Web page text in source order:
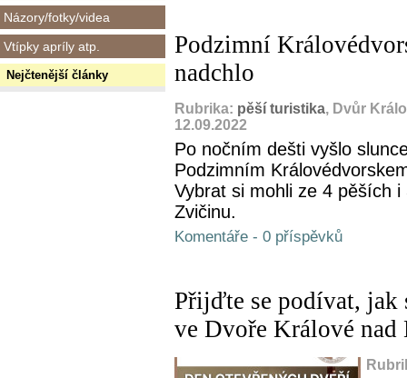
Názory/fotky/videa
Vtípky apríly atp.
Nejčtenější články
Podzimní
nadchlo
Rubrika: pěší turistika, Dvůr
12.09.2022
Po nočním dešti vyšlo
Podzimním
Vybrat si mohli ze 4 pěších
Zvičinu.
Komentáře - 0 příspěvků
Přijďte se podívat, jak
ve Dvoře Králové nad